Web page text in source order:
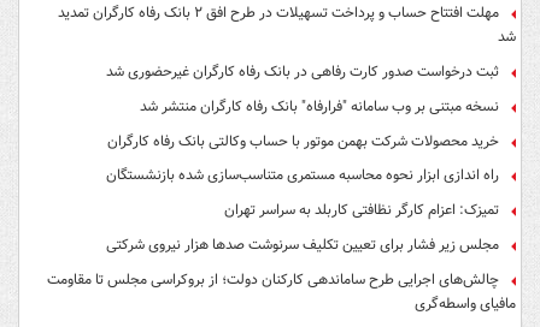
مهلت افتتاح حساب و پرداخت تسهیلات در طرح افق ۲ بانک رفاه کارگران تمدید
شد
ثبت درخواست صدور کارت رفاهی در بانک رفاه کارگران غیرحضوری شد
نسخه مبتنی بر وب سامانه "فرارفاه" بانک رفاه کارگران منتشر شد
خرید محصولات شرکت بهمن موتور با حساب وکالتی بانک رفاه کارگران
راه اندازی ابزار نحوه محاسبه مستمری متناسب‌سازی شده بازنشستگان
تمیزک: اعزام کارگر نظافتی کاربلد به سراسر تهران
مجلس زیر فشار برای تعیین تکلیف سرنوشت صدها هزار نیروی شرکتی
چالش‌های اجرایی طرح ساماندهی کارکنان دولت؛ از بروکراسی مجلس تا مقاومت
مافیای واسطه‌گری